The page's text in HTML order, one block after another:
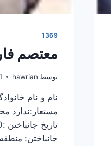
1369
معتصم
توسط hawrian
نام و نام
مستعار:ندارد
جانباختن: